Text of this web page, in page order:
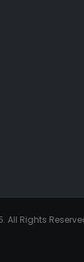
All Rights